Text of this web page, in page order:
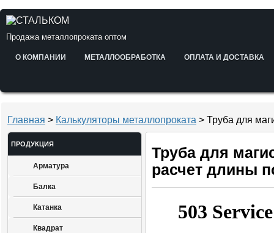
Продажа металлопроката оптом
О КОМПАНИИ МЕТАЛЛООБРАБОТКА ОПЛАТА И ДОСТАВКА
Главная > Калькуляторы металлопроката > Труба для
ПРОДУКЦИЯ
Арматура
Балка
Катанка
Квадрат
Труба для
расчет длины